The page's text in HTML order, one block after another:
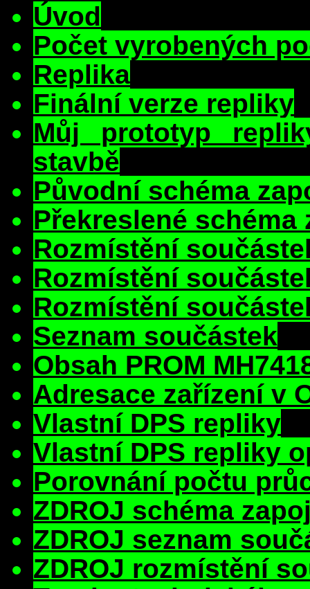
Úvod
Počet vyrobených
Replika
Finální verze repliky
Můj prototyp
stavbě
Původní schéma
Překreslené schéma
Rozmístění
Rozmístění
Rozmístění
Seznam součástek
Obsah PROM
Adresace zařízení v
Vlastní DPS repliky
Vlastní DPS repliky
Porovnání počtu
ZDROJ schéma
ZDROJ seznam
ZDROJ rozmístění